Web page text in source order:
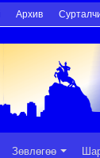
Архив
Зөвлөгөө